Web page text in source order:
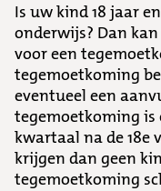
Is uw kind 18 jaar
onderwijs? Dan
voor een
tegemoetkoming
eventueel een
tegemoetkoming
kwartaal na de 18e
krijgen dan geen
tegemoetkoming